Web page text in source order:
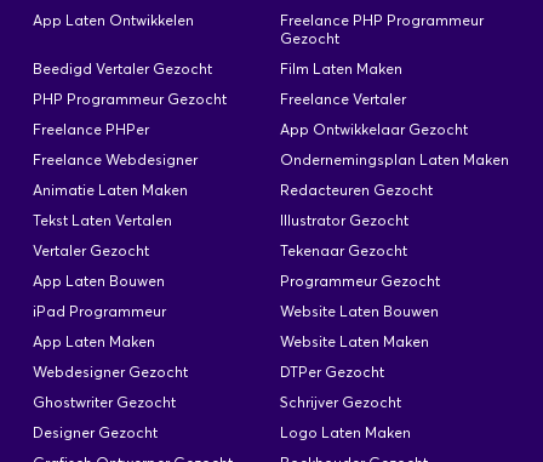
App Laten Ontwikkelen
Freelance PHP Programmeur
Gezocht
Beedigd Vertaler Gezocht
Film Laten Maken
PHP Programmeur Gezocht
Freelance Vertaler
Freelance PHPer
App Ontwikkelaar Gezocht
Freelance Webdesigner
Ondernemingsplan Laten Maken
Animatie Laten Maken
Redacteuren Gezocht
Tekst Laten Vertalen
Illustrator Gezocht
Vertaler Gezocht
Tekenaar Gezocht
App Laten Bouwen
Programmeur Gezocht
iPad Programmeur
Website Laten Bouwen
App Laten Maken
Website Laten Maken
Webdesigner Gezocht
DTPer Gezocht
Ghostwriter Gezocht
Schrijver Gezocht
Designer Gezocht
Logo Laten Maken